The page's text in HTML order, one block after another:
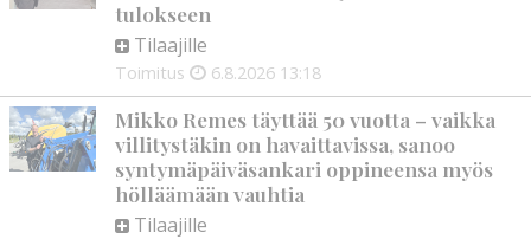
tulokseen
Tilaajille
Toimitus 6.8.2026 13:18
Mikko Remes täyttää 50 vuotta – vaikka
villitystäkin on havaittavissa, sanoo
syntymäpäiväsankari oppineensa myös
hölläämään vauhtia
Tilaajille